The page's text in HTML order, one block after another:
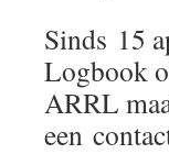
Sinds 15
Logbook
ARRL
een